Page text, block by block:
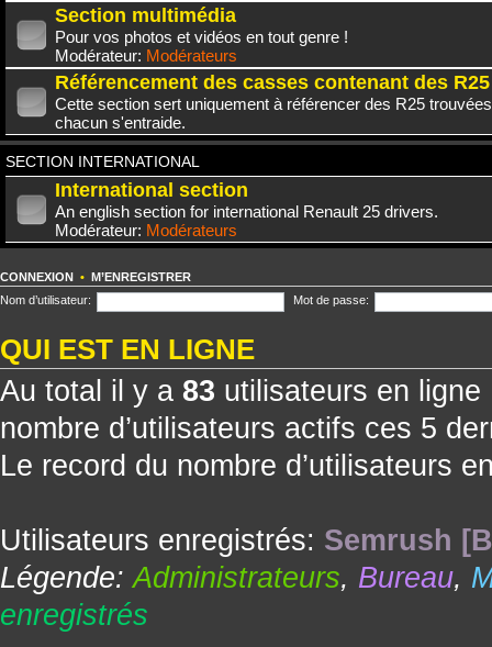
Section multimédia
Pour vos photos et vidéos en tout genre !
Modérateur: Modérateurs
Référencement des casses contenant des R25
Cette section sert uniquement à référencer des R25
chacun s'entraide.
SECTION INTERNATIONAL
International section
An english section for international Renault 25 drivers.
Modérateur: Modérateurs
CONNEXION • M’ENREGISTRER
Nom d’utilisateur:
Mot de passe:
QUI EST EN LIGNE
Au total il y a 83 utilisateurs en ligne
nombre d’utilisateurs actifs ces 5
Le record du nombre d’utilisateurs
Utilisateurs enregistrés: Semrush
Légende:Administrateurs, Bureau,
enregistrés